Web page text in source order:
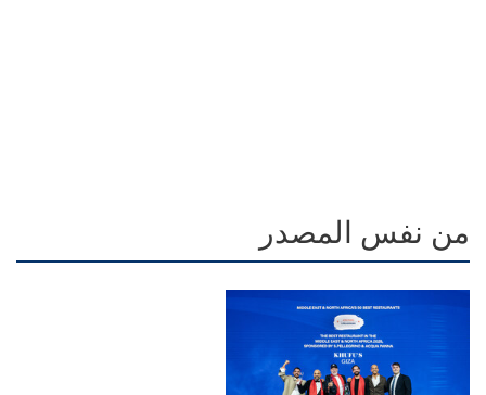
من نفس المصدر